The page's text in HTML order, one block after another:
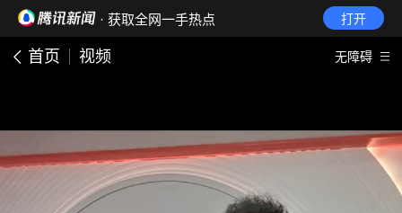
· 获取全网一手热点 打开
首页 视频 无障碍